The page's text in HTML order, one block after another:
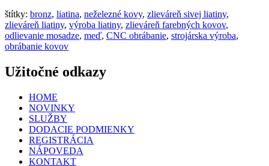
štítky: bronz, liatina, neželezné kovy, zlieváreň sivej liatiny,
zlieváreň liatiny, výroba liatiny, zlieváreň farebných kovov,
odlievanie mosadze, meď, CNC obrábanie, strojárska výroba,
obrábanie kovov
Užitočné odkazy
HOME
NOVINKY
SLUŽBY
DODACIE PODMIENKY
REGISTRÁCIA
NÁPOVEDA
KONTAKT